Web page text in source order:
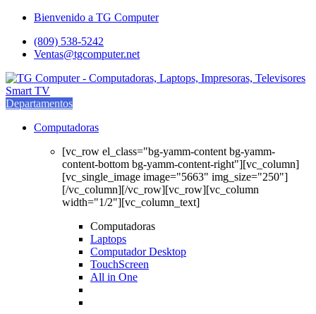
Saltar
navegación
saltar
contenido
Bienvenido a TG Computer
(809) 538-5242
Ventas@tgcomputer.net
Departamentos
Computadoras
[vc_row el_class="bg-yamm-content bg-yamm-
content-bottom bg-yamm-content-right"][vc_column]
[vc_single_image image="5663" img_size="250"]
[/vc_column][/vc_row][vc_row][vc_column
width="1/2"][vc_column_text]
Computadoras
Laptops
Computador Desktop
TouchScreen
All in One